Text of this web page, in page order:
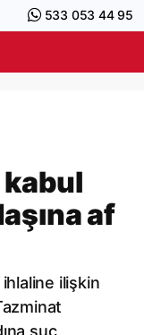
533 053 44 95
kabul
af
ihlaline ilişkin
suç